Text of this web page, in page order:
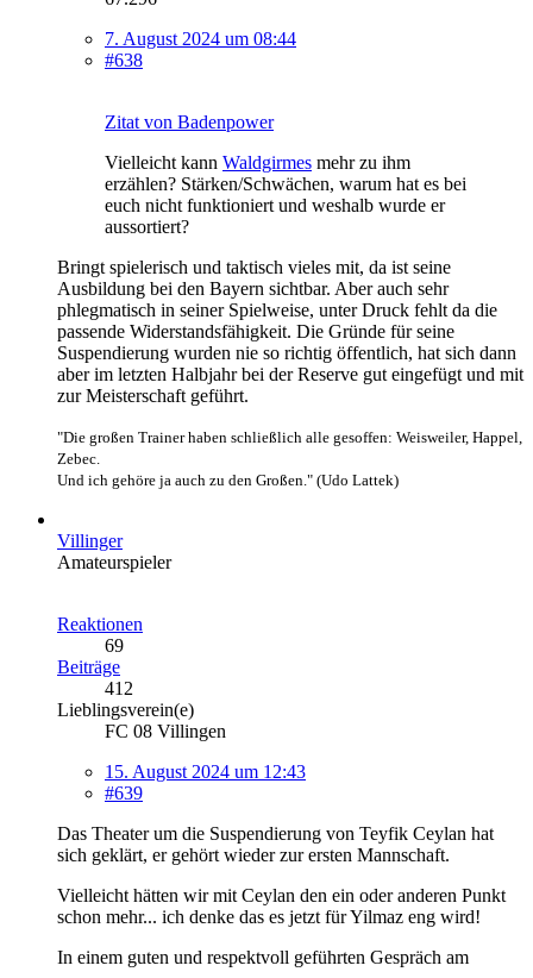
7. August 2024 um 08:44
#638
Zitat von Badenpower
Vielleicht kann Waldgirmes mehr zu ihm
erzählen? Stärken/Schwächen, warum hat es bei
euch nicht funktioniert und weshalb wurde er
aussortiert?
Bringt spielerisch und taktisch vieles mit, da ist seine
Ausbildung bei den Bayern sichtbar. Aber auch sehr
phlegmatisch in seiner Spielweise, unter Druck fehlt da die
passende Widerstandsfähigkeit. Die Gründe für seine
Suspendierung wurden nie so richtig öffentlich, hat sich dann
aber im letzten Halbjahr bei der Reserve gut eingefügt und mit
zur Meisterschaft geführt.
"Die großen Trainer haben schließlich alle gesoffen: Weisweiler, Happel,
Zebec.
Und ich gehöre ja auch zu den Großen." (Udo Lattek)
Villinger
Amateurspieler
Reaktionen
69
Beiträge
412
Lieblingsverein(e)
FC 08 Villingen
15. August 2024 um 12:43
#639
Das Theater um die Suspendierung von Teyfik Ceylan hat
sich geklärt, er gehört wieder zur ersten Mannschaft.
Vielleicht hätten wir mit Ceylan den ein oder anderen Punkt
schon mehr... ich denke das es jetzt für Yilmaz eng wird!
In einem guten und respektvoll geführten Gespräch am